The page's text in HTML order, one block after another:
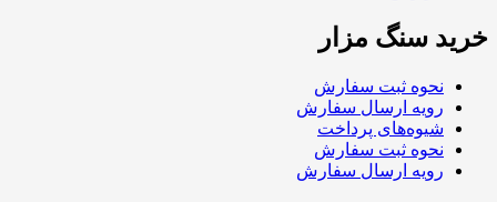
خرید سنگ مزار
نحوه ثبت سفارش
رویه ارسال سفارش
شیوه‌های پرداخت
نحوه ثبت سفارش
رویه ارسال سفارش